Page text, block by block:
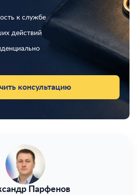
к службе
действий
консультацию
Парфенов